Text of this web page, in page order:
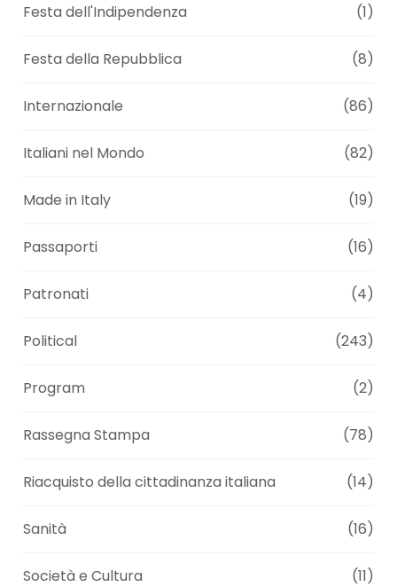
Festa dell'Indipendenza (1)
Festa della Repubblica (8)
Internazionale (86)
Italiani nel Mondo (82)
Made in Italy (19)
Passaporti (16)
Patronati (4)
Political (243)
Program (2)
Rassegna Stampa (78)
Riacquisto della cittadinanza italiana (14)
Sanità (16)
Società e Cultura (11)